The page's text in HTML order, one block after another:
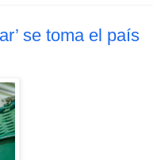
se toma el país